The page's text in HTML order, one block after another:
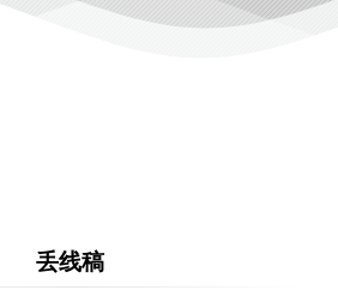
丢线稿